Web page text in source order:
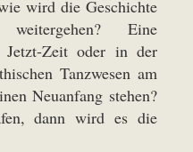
wird die Geschichte
Eine
Zeit oder in der
Tanzwesen am
Neuanfang stehen?
dann wird es die